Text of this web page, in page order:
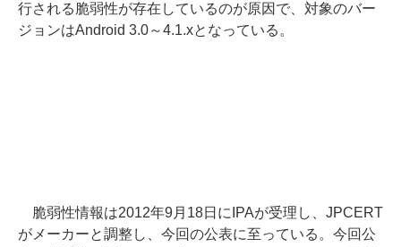
行される脆弱性が存在しているのが原因で、対象のバー
ジョンはAndroid 3.0～4.1.xとなっている。
脆弱性情報は2012年9月18日にIPAが受理し、JPCERT
がメーカーと調整し、今回の公表に至っている。今回公